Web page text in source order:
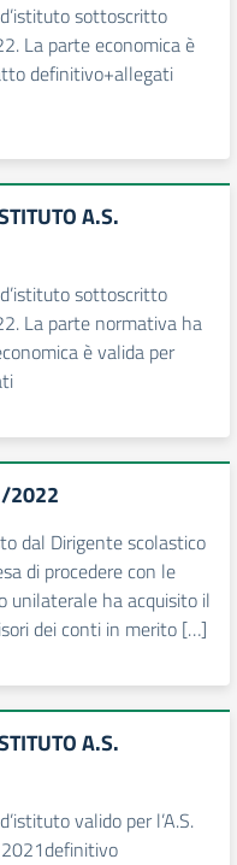
sottoscritto
La parte economica è
definitivo+allegati
A.S.
sottoscritto
La parte normativa ha
è valida per
2022
dal Dirigente scolastico
di procedere con le
unilaterale ha acquisito il
dei conti in merito […]
A.S.
valido per l’A.S.